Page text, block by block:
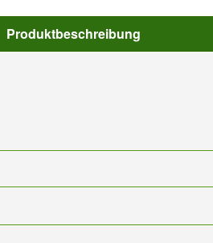
Produktbeschreibung